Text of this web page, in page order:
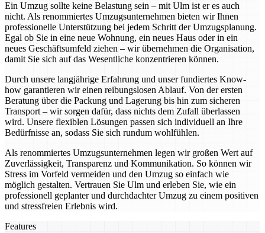
Ein Umzug sollte keine Belastung sein – mit Ulm ist er es auch
nicht. Als renommiertes Umzugsunternehmen bieten wir Ihnen
professionelle Unterstützung bei jedem Schritt der Umzugsplanung.
Egal ob Sie in eine neue Wohnung, ein neues Haus oder in ein
neues Geschäftsumfeld ziehen – wir übernehmen die Organisation,
damit Sie sich auf das Wesentliche konzentrieren können.
Durch unsere langjährige Erfahrung und unser fundiertes Know-
how garantieren wir einen reibungslosen Ablauf. Von der ersten
Beratung über die Packung und Lagerung bis hin zum sicheren
Transport – wir sorgen dafür, dass nichts dem Zufall überlassen
wird. Unsere flexiblen Lösungen passen sich individuell an Ihre
Bedürfnisse an, sodass Sie sich rundum wohlfühlen.
Als renommiertes Umzugsunternehmen legen wir großen Wert auf
Zuverlässigkeit, Transparenz und Kommunikation. So können wir
Stress im Vorfeld vermeiden und den Umzug so einfach wie
möglich gestalten. Vertrauen Sie Ulm und erleben Sie, wie ein
professionell geplanter und durchdachter Umzug zu einem positiven
und stressfreien Erlebnis wird.
Features